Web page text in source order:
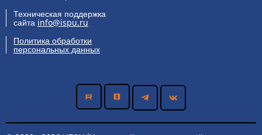
Техническая поддержка
сайта info@ispu.ru
Политика обработки
персональных данных